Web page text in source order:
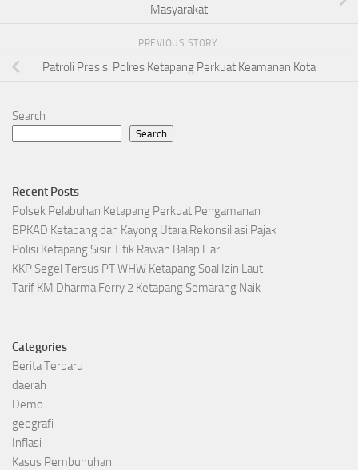
Masyarakat
PREVIOUS STORY
Patroli Presisi Polres Ketapang Perkuat Keamanan Kota
Search
Search
Recent Posts
Polsek Pelabuhan Ketapang Perkuat Pengamanan
BPKAD Ketapang dan Kayong Utara Rekonsiliasi Pajak
Polisi Ketapang Sisir Titik Rawan Balap Liar
KKP Segel Tersus PT WHW Ketapang Soal Izin Laut
Tarif KM Dharma Ferry 2 Ketapang Semarang Naik
Categories
Berita Terbaru
daerah
Demo
geografi
Inflasi
Kasus Pembunuhan